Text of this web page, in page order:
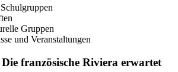
Gruppen
und Veranstaltungen
französische Riviera erwartet